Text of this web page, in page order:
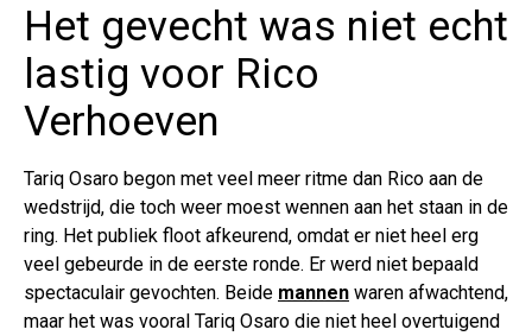
Het gevecht was niet echt
lastig voor Rico
Verhoeven
Tariq Osaro begon met veel meer ritme dan Rico aan de
wedstrijd, die toch weer moest wennen aan het staan in de
ring. Het publiek floot afkeurend, omdat er niet heel erg
veel gebeurde in de eerste ronde. Er werd niet bepaald
spectaculair gevochten. Beide mannen waren afwachtend,
maar het was vooral Tariq Osaro die niet heel overtuigend